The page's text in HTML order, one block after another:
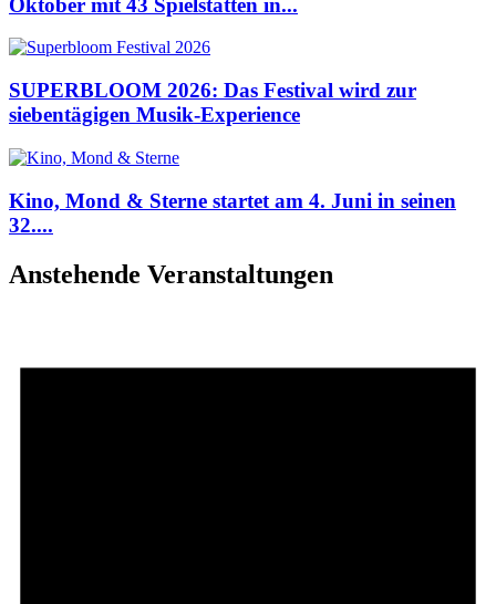
Oktober mit 43 Spielstätten in...
SUPERBLOOM 2026: Das Festival wird zur
siebentägigen Musik-Experience
Kino, Mond & Sterne startet am 4. Juni in seinen
32....
Anstehende Veranstaltungen